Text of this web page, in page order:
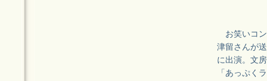
お笑いコン
津留さんが
に出演。文
「あっぷく